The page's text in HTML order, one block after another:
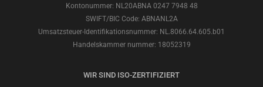
Kontonummer: NL20ABNA 0247 7948 48
SWIFT/BIC Code: ABNANL2A
Umsatzsteuer-Identifikationsnummer: NL.8066.64.605.b01
Handelskammer nummer: 18052319
WIR SIND ISO-ZERTIFIZIERT